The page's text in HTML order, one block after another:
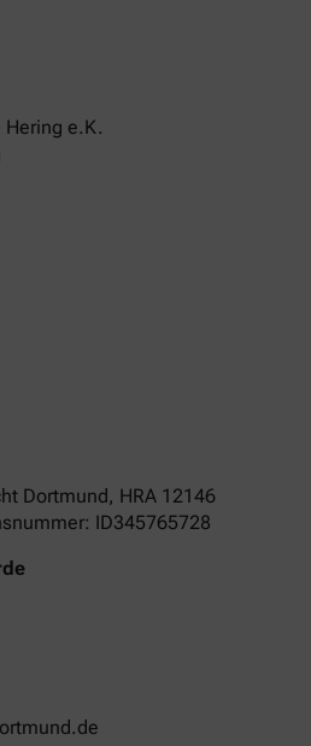
e.K.
Dortmund, HRA 12146
ID345765728